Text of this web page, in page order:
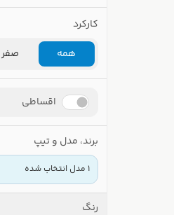
کارکرد
همه
صفر
اقساطی
برند، مدل و تیپ
1 مدل انتخاب شده
رنگ